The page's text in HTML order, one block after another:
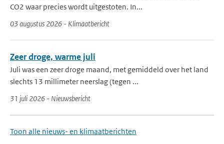
CO2 waar precies wordt uitgestoten. In...
03 augustus 2026 - Klimaatbericht
Zeer droge, warme juli
Juli was een zeer droge maand, met gemiddeld over het land
slechts 13 millimeter neerslag (tegen ...
31 juli 2026 - Nieuwsbericht
Toon alle nieuws- en klimaatberichten